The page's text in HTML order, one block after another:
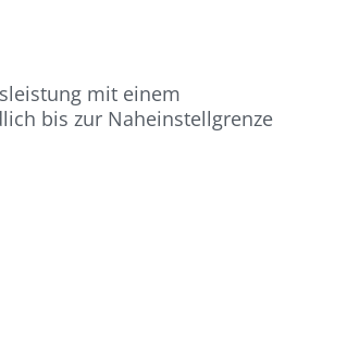
mit einem
bis zur Naheinstellgrenze